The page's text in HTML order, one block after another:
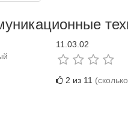
11.03.02
2 из 11